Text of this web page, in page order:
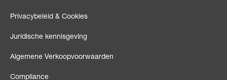
Privacybeleid & Cookies
Juridische kennisgeving
Algemene Verkoopvoorwaarden
Compliance